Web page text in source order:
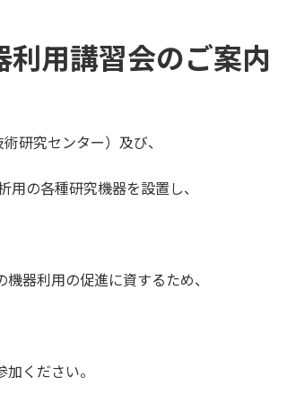
用講習会のご案内
研究センター）及び、
の各種研究機器を設置し、
器利用の促進に資するため、
ください。